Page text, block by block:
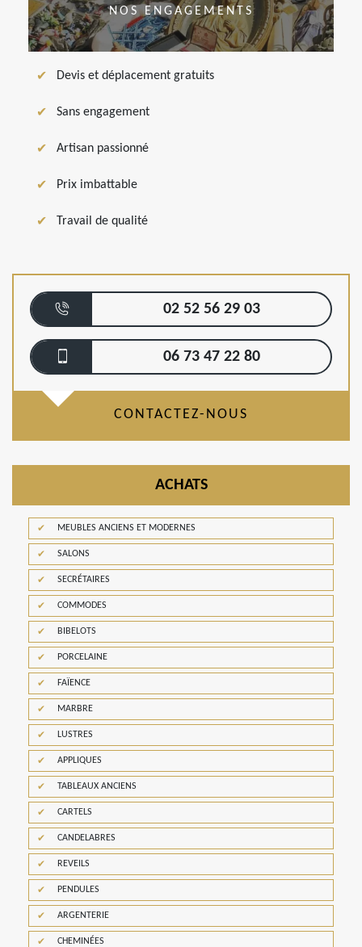
NOS ENGAGEMENTS
Devis et déplacement gratuits
Sans engagement
Artisan passionné
Prix imbattable
Travail de qualité
02 52 56 29 03
06 73 47 22 80
CONTACTEZ-NOUS
ACHATS
MEUBLES ANCIENS ET MODERNES
SALONS
SECRÉTAIRES
COMMODES
BIBELOTS
PORCELAINE
FAÏENCE
MARBRE
LUSTRES
APPLIQUES
TABLEAUX ANCIENS
CARTELS
CANDELABRES
REVEILS
PENDULES
ARGENTERIE
CHEMINÉES